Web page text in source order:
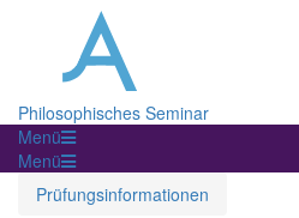
Philosophisches Seminar
Menü
Menü
Prüfungsinformationen